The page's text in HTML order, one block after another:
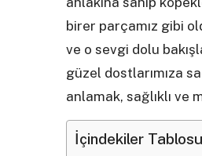
birer parçamız gibi
ve o sevgi dolu
güzel dostlarımıza
anlamak, sağlıklı ve
İçindekiler Tablosu